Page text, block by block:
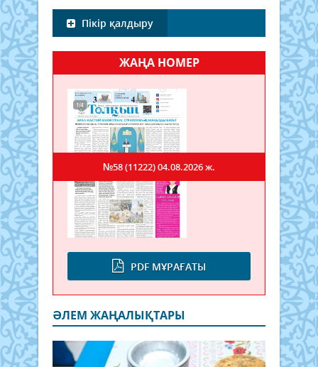
Пікір қалдыру
ЖАҢА НОМЕР
PDF МҰРАҒАТЫ
№58 (11222)04.08.2026 ж.
ӘЛЕМ ЖАҢАЛЫҚТАРЫ